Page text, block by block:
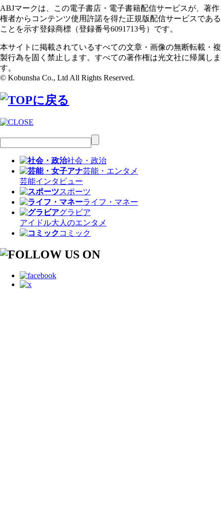
ABJマークは、この電子書店・電子書籍配信サービスが、著作
権者からコンテンツ使用許諾を得た正規版配信サービスである
ことを示す登録商標（登録番号6091713号）です。
本サイトに掲載されているすべての文章・画像の無断転載・複
製行為を固く禁止します。すべての著作権は光文社に帰属しま
す。
© Kobunsha Co., Ltd All Rights Reserved.
社会・政治
芸能・エンタメ
芸能インタビュー
スポーツ
ライフ・マネー
グラビア
アイドル大人のエンタメ
コミック